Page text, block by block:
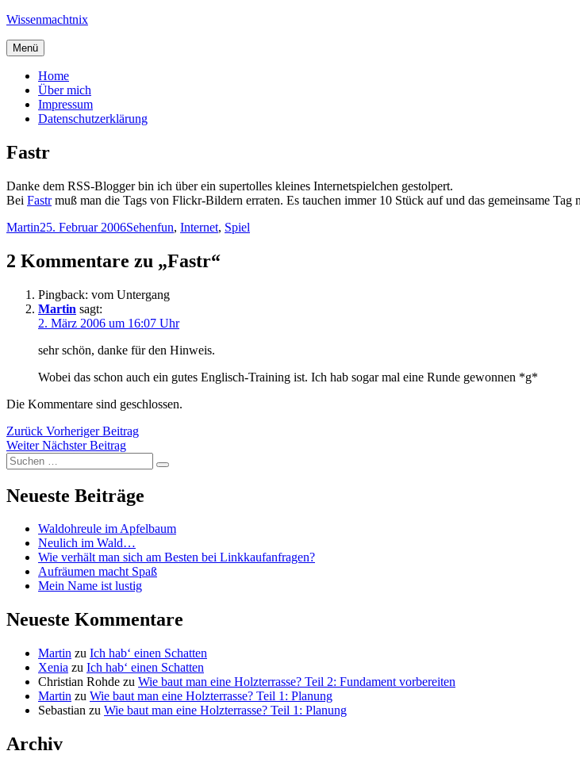
Zum
springen
Wissenmachtnix
Menü
Home
Über mich
Impressum
Datenschutzerklärung
Fastr
Danke dem RSS-Blogger bin ich über ein supertolles kleines Internetspielchen gestolpert.
Bei Fastrmuß man die Tags von Flickr-Bildern erraten. Es tauchen immer 10 Stück auf und das gemeinsame Tag
Autor
MartinVeröffentlicht
25. Februar 2006Kategorien
SehenSchlagwörter
fun, Internet, Spiel
2 Kommentare zu „Fastr“
Pingback: vom Untergang
Martin sagt:
2. März 2006 um 16:07 Uhr
sehr schön, danke für den Hinweis.
Wobei das schon auch ein gutes Englisch-Training ist. Ich hab sogar mal eine Runde gewonnen *g*
Die Kommentare sind geschlossen.
Beitragsnavigation
Zurück Vorheriger
Beitrag:
Vorheriger Beitrag
Weiter Nächster
Beitrag:
Nächster Beitrag
Suchen
nach:
Suchen
Neueste Beiträge
Waldohreule im Apfelbaum
Neulich im Wald…
Wie verhält man sich am Besten bei Linkkaufanfragen?
Aufräumen macht Spaß
Mein Name ist lustig
Neueste Kommentare
Martin zu Ich hab‘ einen Schatten
Xenia zu Ich hab‘ einen Schatten
Christian Rohde zu Wie baut man eine Holzterrasse? Teil 2: Fundament vorbereiten
Martin zu Wie baut man eine Holzterrasse? Teil 1: Planung
Sebastian zu Wie baut man eine Holzterrasse? Teil 1: Planung
Archiv